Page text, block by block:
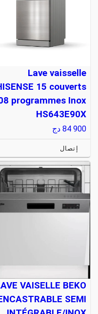
Lave vaisselle
15 couverts
programmes Inox
HS643E90X
84 900 دج
إتصال
VAISELLE BEKO
SEMI